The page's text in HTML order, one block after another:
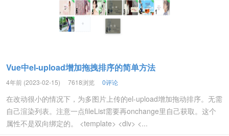
Vue中el-upload增加拖拽排序的简单方法
4年前 (2023-02-15) 7618浏览 0评论
在改动很小的情况下，为多图片上传的el-upload增加拖动排序。无需
自己渲染列表。注意一点fileList需要再onchange里自己获取。这个
属性不是双向绑定的。 <template> <div> <...